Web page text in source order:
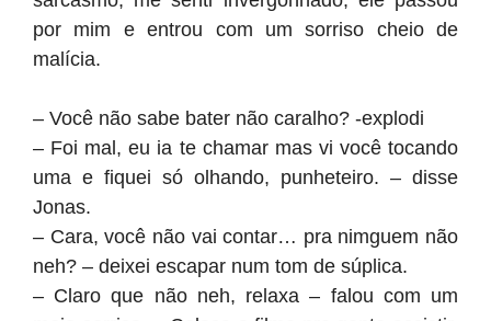
por mim e entrou com um sorriso cheio de
malícia.
– Você não sabe bater não caralho? -explodi
– Foi mal, eu ia te chamar mas vi você tocando
uma e fiquei só olhando, punheteiro. – disse
Jonas.
– Cara, você não vai contar… pra nimguem não
neh? – deixei escapar num tom de súplica.
– Claro que não neh, relaxa – falou com um